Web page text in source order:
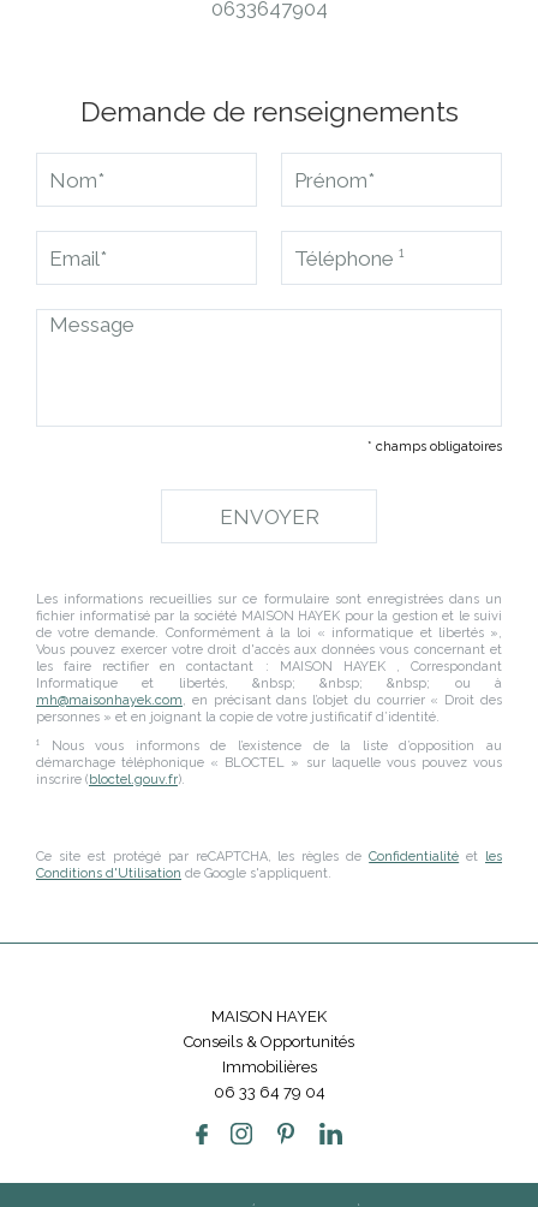
0633647904
Demande de renseignements
* champs obligatoires
Les informations recueillies sur ce formulaire sont enregistrées dans un
fichier informatisé par la société MAISON HAYEK pour la gestion et le suivi
de votre demande. Conformément à la loi « informatique et libertés »,
Vous pouvez exercer votre droit d'accès aux données vous concernant et
les faire rectifier en contactant :
MAISON HAYEK , Correspondant
Informatique et libertés, &nbsp; &nbsp; &nbsp;
ou à
mh@maisonhayek.com, en précisant dans l’objet du courrier « Droit des
personnes » et en joignant la copie de votre justificatif d’identité.
¹ Nous vous informons de l’existence de la liste d’opposition au
démarchage téléphonique « BLOCTEL » sur laquelle vous pouvez vous
inscrire (bloctel.gouv.fr).
Ce site est protégé par reCAPTCHA, les règles deConfidentialité et les
Conditions d'Utilisation de Google s'appliquent.
MAISON HAYEK
Conseils & Opportunités
Immobilières
06 33 64 79 04